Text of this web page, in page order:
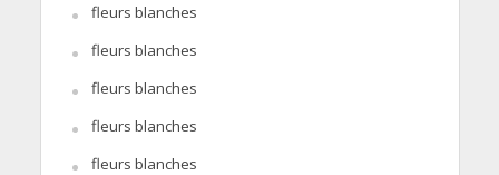
fleurs blanches
fleurs blanches
fleurs blanches
fleurs blanches
fleurs blanches